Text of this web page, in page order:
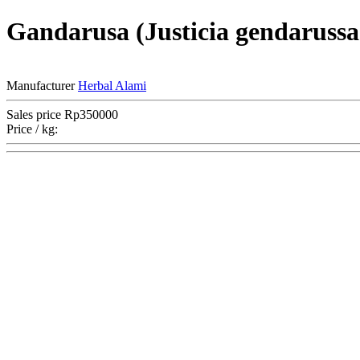
Gandarusa (Justicia
ManufacturerHerbal Alami
Sales price Rp350000
Price / kg: